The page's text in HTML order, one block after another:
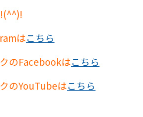
はこちら
のFacebookはこちら
のYouTubeはこちら